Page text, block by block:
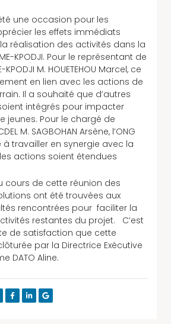
une occasion pour les
les effets immédiats
réalisation des activités dans la
KPODJI. Pour le représentant de
M. HOUETEHOU Marcel, ce
en lien avec les actions de
Il a souhaité que d’autres
intégrés pour impacter
jeunes. Pour le chargé de
M. SAGBOHAN Arsène, l’ONG
à travailler en synergie avec la
actions soient étendues
cours de cette réunion des
ont été trouvées aux
rencontrées pour faciliter la
restantes du projet. C’est
de satisfaction que cette
par la Directrice Exécutive
DATO Aline.